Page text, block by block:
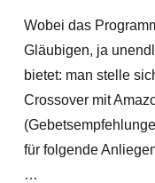
Wobei das
Gläubigen, ja
bietet: man stelle
Crossover mit
für folgende
…